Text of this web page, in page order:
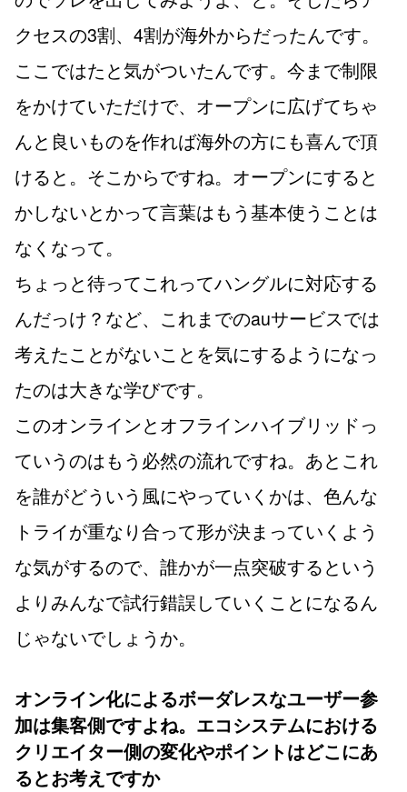
クセスの3割、4割が海外からだったんです。
ここではたと気がついたんです。今まで制限
をかけていただけで、オープンに広げてちゃ
んと良いものを作れば海外の方にも喜んで頂
けると。そこからですね。オープンにすると
かしないとかって言葉はもう基本使うことは
なくなって。
ちょっと待ってこれってハングルに対応する
んだっけ？など、これまでのauサービスでは
考えたことがないことを気にするようになっ
たのは大きな学びです。
このオンラインとオフラインハイブリッドっ
ていうのはもう必然の流れですね。あとこれ
を誰がどういう風にやっていくかは、色んな
トライが重なり合って形が決まっていくよう
な気がするので、誰かが一点突破するという
よりみんなで試行錯誤していくことになるん
じゃないでしょうか。
オンライン化によるボーダレスなユーザー参
加は集客側ですよね。エコシステムにおける
クリエイター側の変化やポイントはどこにあ
るとお考えですか